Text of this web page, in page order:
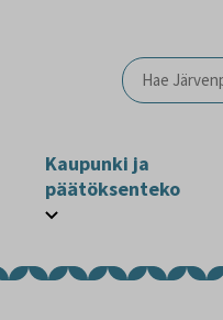
Kaupunki ja
päätöksenteko